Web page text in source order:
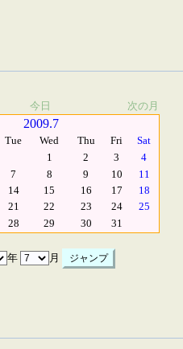
今日 次の月
2009.7
Tue Wed Thu Fri
Sat
1
2 3
4
7 8 9 10
11
14 15 16 17
18
21 22 23 24
25
28 29 30 31
年 月